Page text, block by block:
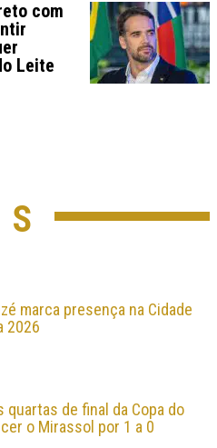
com
Leite
marca presença na Cidade
2026
quartas de final da Copa do
o Mirassol por 1 a 0